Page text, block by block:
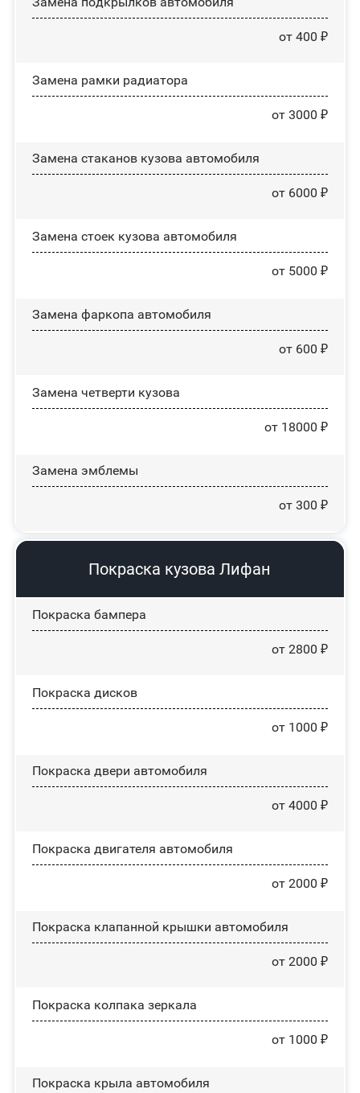
от 400 ₽
Замена рамки радиатора
от 3000 ₽
Замена стаканов кузова автомобиля
от 6000 ₽
Замена стоек кузова автомобиля
от 5000 ₽
Замена фаркопа автомобиля
от 600 ₽
Замена четверти кузова
от 18000 ₽
Замена эмблемы
от 300 ₽
Покраска кузова Лифан
Покраска бампера
от 2800 ₽
Покраска дисков
от 1000 ₽
Покраска двери автомобиля
от 4000 ₽
Покраска двигателя автомобиля
от 2000 ₽
Покраска клапанной крышки автомобиля
от 2000 ₽
Покраска колпака зеркала
от 1000 ₽
Покраска крыла автомобиля